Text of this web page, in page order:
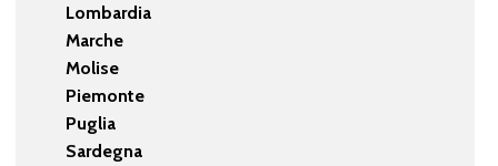
Lombardia
Marche
Molise
Piemonte
Puglia
Sardegna